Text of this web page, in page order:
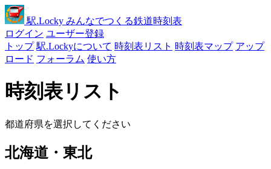
駅.Locky みんなでつくる鉄道時刻表
ログイン ユーザー登録
トップ 駅.Lockyについて 時刻表リスト 時刻表マップ アップ
ロード フォーラム 使い方
時刻表リスト
都道府県を選択してください
北海道・東北